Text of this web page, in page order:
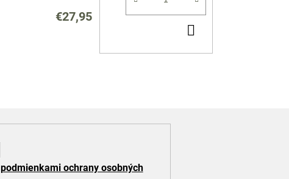
€27,95
podmienkami ochrany osobných